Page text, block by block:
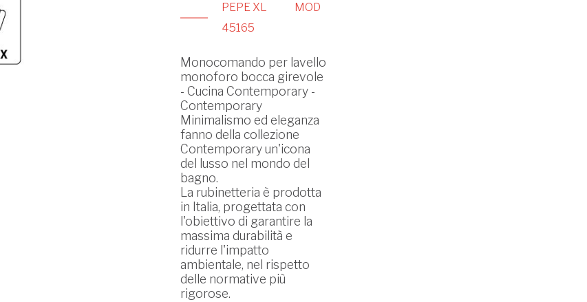
PEPE XL
MOD
45165
Monocomando per lavello
monoforo bocca girevole
- Cucina Contemporary -
Contemporary
Minimalismo ed eleganza
fanno della collezione
Contemporary un'icona
del lusso nel mondo del
bagno.
La rubinetteria è prodotta
in Italia, progettata con
l'obiettivo di garantire la
massima durabilità e
ridurre l'impatto
ambientale, nel rispetto
delle normative più
rigorose.